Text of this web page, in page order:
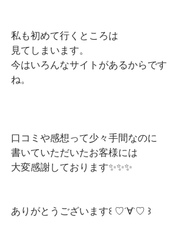
私も初めて行くところは
見てしまいます。
今はいろんなサイトがあるからです
ね。
口コミや感想って少々手間なのに
書いていただいたお客様には
大変感謝しております✨✨✨
ありがとうございます꒰ ♡´∀`♡ ꒱